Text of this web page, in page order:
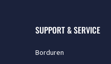
SUPPORT & SERVICE
Borduren